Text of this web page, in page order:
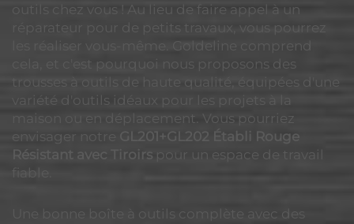
outils chez vous ! Au lieu de faire appel à un
réparateur pour de petits travaux, vous pourrez
les réaliser vous-même. Goldeline comprend
cela, et c'est pourquoi nous proposons des
trousses à outils de haute qualité, équipées d'une
variété d'outils idéaux pour les projets à la
maison ou en déplacement. Vous pourriez
envisager notre
GL201+GL202 Établi Rouge
Résistant avec Tiroirs pour un espace de travail
fiable.
Une bonne boîte à outils complète avec des